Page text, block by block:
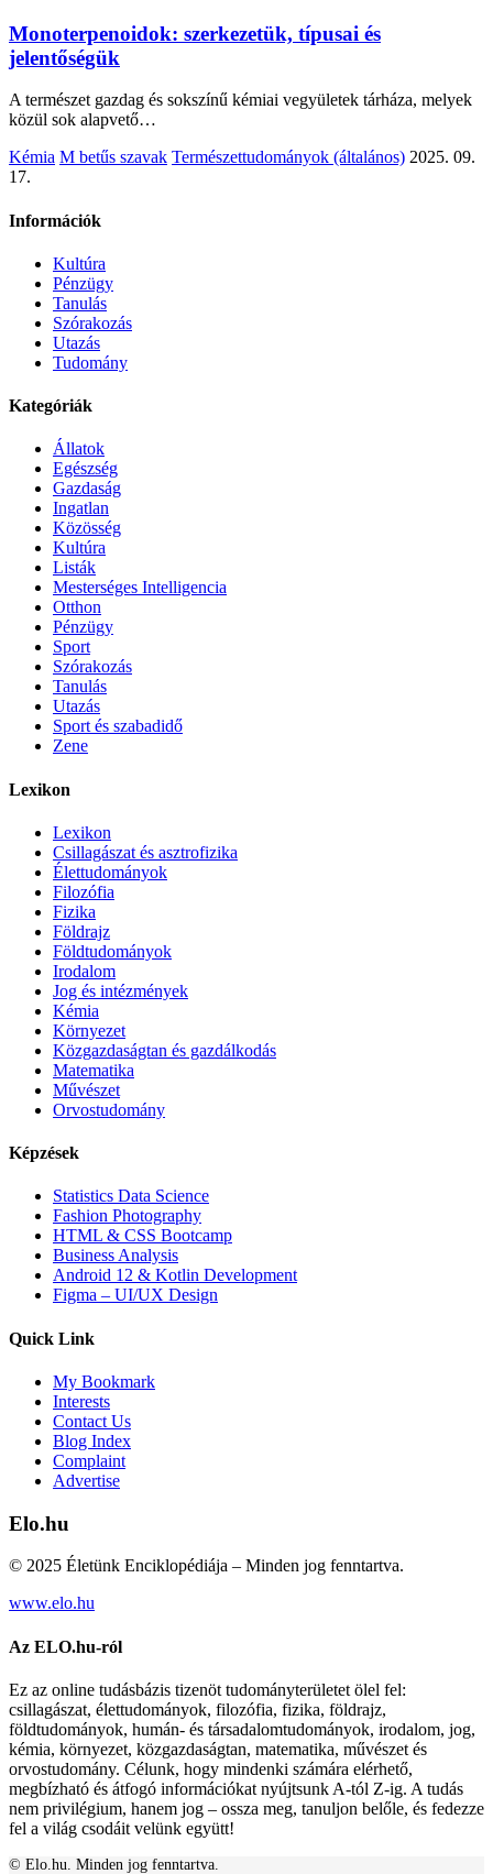
Monoterpenoidok: szerkezetük, típusai és
jelentőségük
A természet gazdag és sokszínű kémiai vegyületek tárháza, melyek
közül sok alapvető…
Kémia M betűs szavak Természettudományok (általános) 2025. 09.
17.
Információk
Kultúra
Pénzügy
Tanulás
Szórakozás
Utazás
Tudomány
Kategóriák
Állatok
Egészség
Gazdaság
Ingatlan
Közösség
Kultúra
Listák
Mesterséges Intelligencia
Otthon
Pénzügy
Sport
Szórakozás
Tanulás
Utazás
Sport és szabadidő
Zene
Lexikon
Lexikon
Csillagászat és asztrofizika
Élettudományok
Filozófia
Fizika
Földrajz
Földtudományok
Irodalom
Jog és intézmények
Kémia
Környezet
Közgazdaságtan és gazdálkodás
Matematika
Művészet
Orvostudomány
Képzések
Statistics Data Science
Fashion Photography
HTML & CSS Bootcamp
Business Analysis
Android 12 & Kotlin Development
Figma – UI/UX Design
Quick Link
My Bookmark
Interests
Contact Us
Blog Index
Complaint
Advertise
Elo.hu
© 2025 Életünk Enciklopédiája – Minden jog fenntartva.
www.elo.hu
Az ELO.hu-ról
Ez az online tudásbázis tizenöt tudományterületet ölel fel:
csillagászat, élettudományok, filozófia, fizika, földrajz,
földtudományok, humán- és társadalomtudományok, irodalom, jog,
kémia, környezet, közgazdaságtan, matematika, művészet és
orvostudomány. Célunk, hogy mindenki számára elérhető,
megbízható és átfogó információkat nyújtsunk A-tól Z-ig. A tudás
nem privilégium, hanem jog – ossza meg, tanuljon belőle, és fedezze
fel a világ csodáit velünk együtt!
© Elo.hu. Minden jog fenntartva.